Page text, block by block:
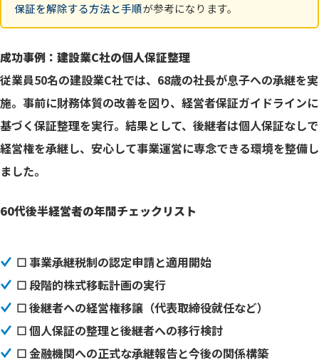
保証を解除する方法と手順が参考になります。
成功事例：建設業C社の個人保証整理
従業員50名の建設業C社では、68歳の社長が息子への承継を実
施。事前に財務体質の改善を図り、経営者保証ガイドラインに
基づく保証整理を実行。結果として、後継者は個人保証なしで
経営権を承継し、安心して事業運営に専念できる環境を整備し
ました。
60代後半経営者の年間チェックリスト
☐ 事業承継税制の認定申請と適用開始
☐ 段階的株式移転計画の実行
☐ 後継者への経営権移譲（代表取締役就任など）
☐ 個人保証の整理と後継者への移行検討
☐ 金融機関への正式な承継報告と今後の関係構築